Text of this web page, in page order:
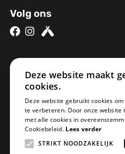
Volg ons
Over ons
Brouwerijen
Onze bieren
Onze bierpakketten
Biercheque inleveren
Adventskalender
Deze website maakt
cookies.
Deze website gebruikt cookies
te verbeteren. Door onze website
met alle cookies in
Cookiebeleid. Lees verder
STRIKT NOODZAKELIJK